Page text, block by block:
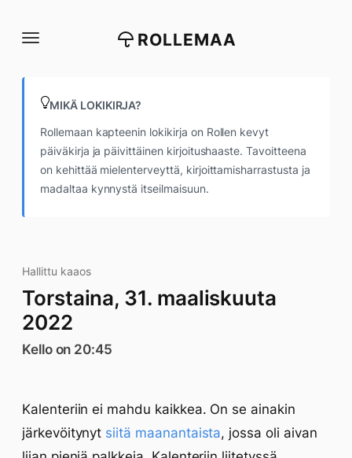
suoraan
ROLLEMAA
MIKÄ LOKIKIRJA?
Rollemaan kapteenin lokikirja on Rollen kevyt
päiväkirja ja päivittäinen kirjoitushaaste. Tavoitteena
on kehittää mielenterveyttä, kirjoittamisharrastusta ja
madaltaa kynnystä itseilmaisuun.
Hallittu kaaos
Torstaina, 31. maaliskuuta
2022
Kello on 20:45
Kalenteriin ei mahdu kaikkea. On se ainakin
järkevöitynyt siitä maanantaista, jossa oli aivan